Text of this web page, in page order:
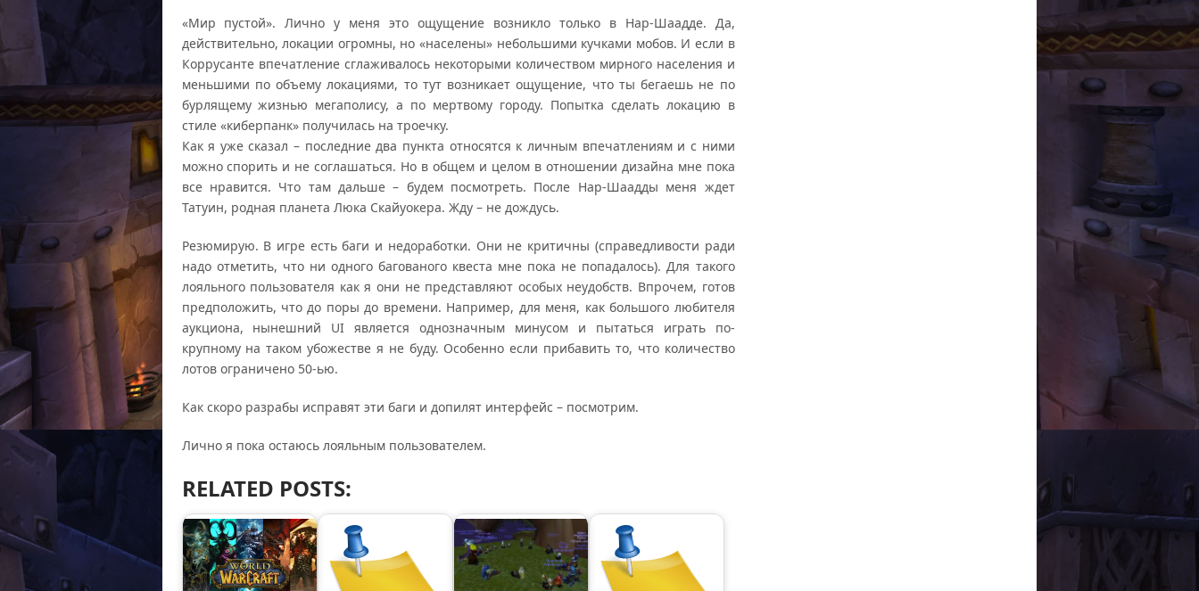
«Мир пустой». Лично у меня это ощущение возникло только в Нар-Шаадде. Да,
действительно, локации огромны, но «населены» небольшими кучками мобов. И если в
Коррусанте впечатление сглаживалось некоторыми количеством мирного населения и
меньшими по объему локациями, то тут возникает ощущение, что ты бегаешь не по
бурлящему жизнью мегаполису, а по мертвому городу. Попытка сделать локацию в
стиле «киберпанк» получилась на троечку.
Как я уже сказал – последние два пункта относятся к личным впечатлениям и с ними
можно спорить и не соглашаться. Но в общем и целом в отношении дизайна мне пока
все нравится. Что там дальше – будем посмотреть. После Нар-Шаадды меня ждет
Татуин, родная планета Люка Скайуокера. Жду – не дождусь.
Резюмирую. В игре есть баги и недоработки. Они не критичны (справедливости ради
надо отметить, что ни одного багованого квеста мне пока не попадалось). Для такого
лояльного пользователя как я они не представляют особых неудобств. Впрочем, готов
предположить, что до поры до времени. Например, для меня, как большого любителя
аукциона, нынешний UI является однозначным минусом и пытаться играть по-
крупному на таком убожестве я не буду. Особенно если прибавить то, что количество
лотов ограничено 50-ью.
Как скоро разрабы исправят эти баги и допилят интерфейс – посмотрим.
Лично я пока остаюсь лояльным пользователем.
RELATED POSTS: